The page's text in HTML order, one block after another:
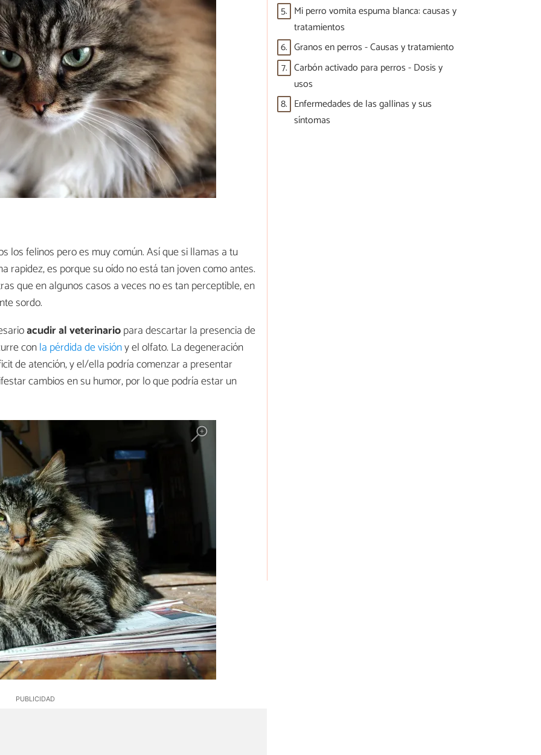
los felinos pero es muy común. Así que si llamas a tu
rapidez, es porque su oído no está tan joven como antes.
que en algunos casos a veces no es tan perceptible, en
sordo.
acudir al veterinariopara descartar la presencia de
conla pérdida de visióny el olfato. La degeneración
de atención, y el/ella podría comenzar a presentar
cambios en su humor, por lo que podría estar un
5. Mi perro vomita espuma blanca: causas y
tratamientos
6. Granos en perros - Causas y tratamiento
7. Carbón activado para perros - Dosis y
usos
8. Enfermedades de las gallinas y sus
síntomas